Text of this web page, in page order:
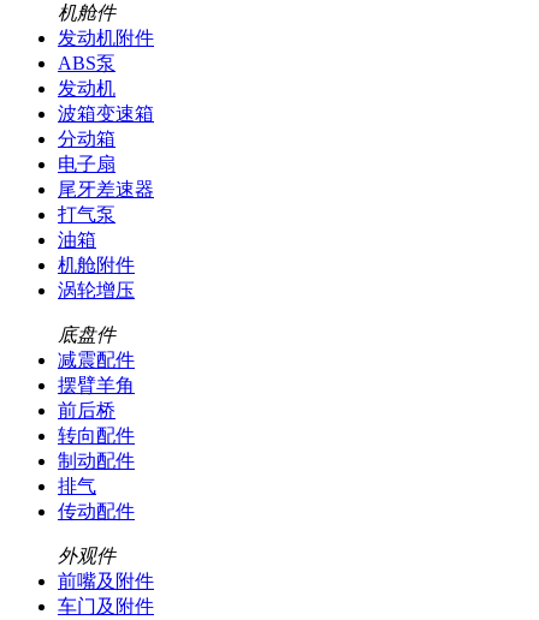
机舱件
发动机附件
ABS泵
发动机
波箱变速箱
分动箱
电子扇
尾牙差速器
打气泵
油箱
机舱附件
涡轮增压
底盘件
减震配件
摆臂羊角
前后桥
转向配件
制动配件
排气
传动配件
外观件
前嘴及附件
车门及附件